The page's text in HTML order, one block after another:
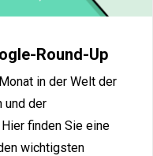
Round-Up
in der Welt der
und der
finden Sie eine
wichtigsten